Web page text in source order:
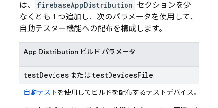
は、
firebaseAppDistribution セクションを少
なくとも 1 つ追加し、次のパラメータを使用して、
自動テスター機能への配布を構成します。
App Distribution ビルド パラメータ
testDevices または testDevicesFile
自動テストを使用してビルドを配布するテストデバイス。